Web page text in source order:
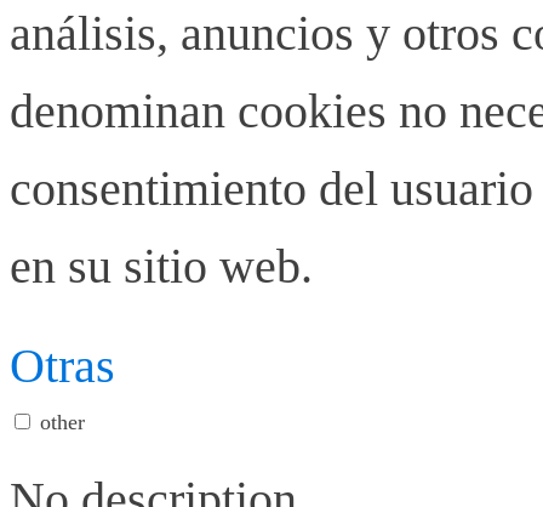
análisis, anuncios y otros
denominan cookies no
consentimiento del
en su sitio web.
Otras
other